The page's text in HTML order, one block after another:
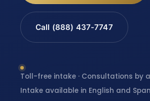
Call (888) 437-7747
Toll-free intake · Consultations by
Intake available in English and